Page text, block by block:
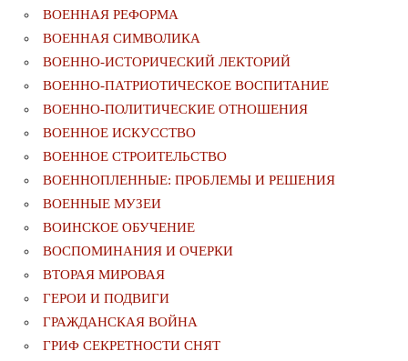
ВОЕННАЯ РЕФОРМА
ВОЕННАЯ СИМВОЛИКА
ВОЕННО-ИСТОРИЧЕСКИЙ ЛЕКТОРИЙ
ВОЕННО-ПАТРИОТИЧЕСКОЕ ВОСПИТАНИЕ
ВОЕННО-ПОЛИТИЧЕСКИE ОТНОШЕНИЯ
ВОЕННОЕ ИСКУССТВО
ВОЕННОЕ СТРОИТЕЛЬСТВО
ВОЕННОПЛЕННЫЕ: ПРОБЛЕМЫ И РЕШЕНИЯ
ВОЕННЫЕ МУЗЕИ
ВОИНСКОЕ ОБУЧЕНИЕ
ВОСПОМИНАНИЯ И ОЧЕРКИ
ВТОРАЯ МИРОВАЯ
ГЕРОИ И ПОДВИГИ
ГРАЖДАНСКАЯ ВОЙНА
ГРИФ СЕКРЕТНОСТИ СНЯТ